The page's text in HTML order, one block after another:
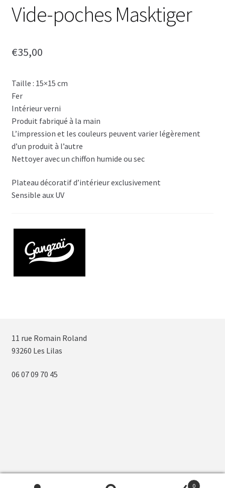
Vide-poches Masktiger
€35,00
Taille : 15×15 cm
Fer
Intérieur verni
Produit fabriqué à la main
L’impression et les couleurs peuvent varier légèrement
d’un produit à l’autre
Nettoyer avec un chiffon humide ou sec
Plateau décoratif d’intérieur exclusivement
Sensible aux UV
11 rue Romain Roland
93260 Les Lilas
06 07 09 70 45
0